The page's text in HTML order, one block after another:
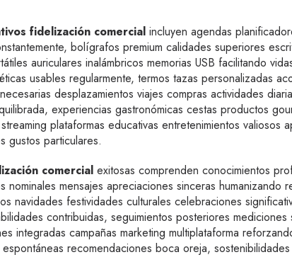
fidelización comercial incluyen agendas
bolígrafos premium calidades superiores
auriculares inalámbricos memorias USB facilitando
usables regularmente, termos tazas personalizadas
desplazamientos viajes compras actividades
experiencias gastronómicas cestas productos
plataformas educativas entretenimientos valiosos
gustos particulares.
comercial exitosas comprenden conocimientos
mensajes apreciaciones sinceras humanizando
navidades festividades culturales celebraciones
contribuidas, seguimientos posteriores
integradas campañas marketing multiplataforma
recomendaciones boca oreja,